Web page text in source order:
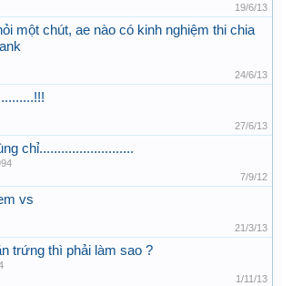
19/6/13
một chút, ae nào có kinh nghiệm thi chia
24/6/13
27/6/13
chỉ..........................
7/9/12
vs
21/3/13
trứng thì phải làm sao ?
1/11/13